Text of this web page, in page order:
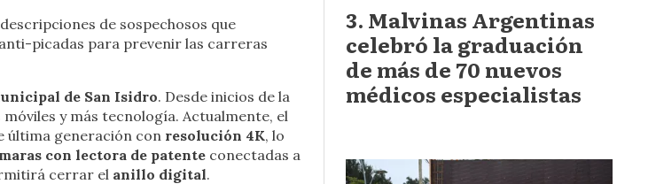
de sospechosos que
picadas para prevenir las carreras
de San Isidro. Desde inicios de la
y más tecnología. Actualmente, el
última generación con resolución 4K, lo
con lectora de patente conectadas a
cerrar el anillo digital.
Malvinas Argentinas
celebró la graduación
de más de 70 nuevos
médicos especialistas